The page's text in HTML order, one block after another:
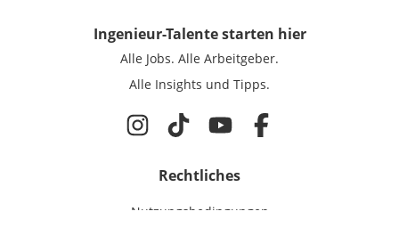
Ingenieur-Talentestarten hier
Alle Jobs. Alle Arbeitgeber.
Alle Insights und Tipps.
Rechtliches
Nutzungsbedingungen